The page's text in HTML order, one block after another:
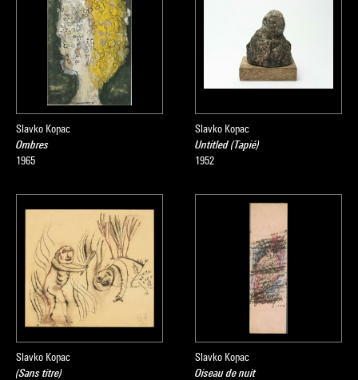
Slavko Kopac
Ombres
1965
Slavko Kopac
Untitled (Tapié)
1952
Slavko Kopac
(Sans titre)
Slavko Kopac
Oiseau de nuit